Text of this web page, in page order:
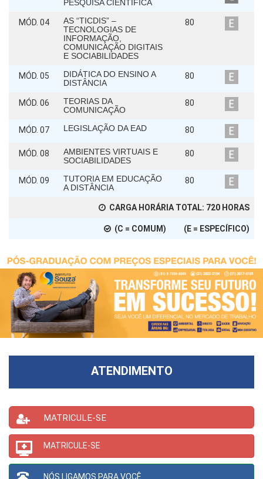
PESQUISA CIENTÍFICA
MÓD. 04
AS “TICDIS” –
TECNOLOGIAS DE
INFORMAÇÃO,
COMUNICAÇÃO DIGITAIS
E SOCIABILIDADES
80
MÓD. 05
DIDÁTICA DO ENSINO A
DISTÂNCIA
80
MÓD. 06
TEORIAS DA
COMUNICAÇÃO
80
MÓD. 07 LEGISLAÇÃO DA EAD 80
MÓD. 08
AMBIENTES VIRTUAIS E
SOCIABILIDADES
80
MÓD. 09
TUTORIA EM EDUCAÇÃO
A DISTÂNCIA
80
CARGA HORÁRIA TOTAL: 720 HORAS
(C = COMUM) (E = ESPECÍFICO)
ATENDIMENTO
MATRICULE-SE
MATRICULE-SE
NÓS LIGAMOS PARA VOCÊ